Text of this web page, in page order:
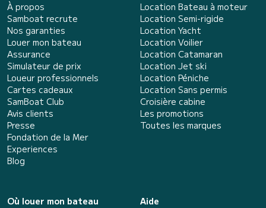
À propos
Samboat recrute
Nos garanties
Louer mon bateau
Assurance
Simulateur de prix
Loueur professionnels
Cartes cadeaux
SamBoat Club
Avis clients
Presse
Fondation de la Mer
Experiences
Blog
Location Bateau à moteur
Location Semi-rigide
Location Yacht
Location Voilier
Location Catamaran
Location Jet ski
Location Péniche
Location Sans permis
Croisière cabine
Les promotions
Toutes les marques
Où louer mon bateau
Aide